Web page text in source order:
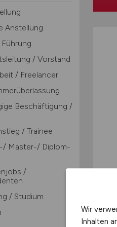
Anstellung
/ Vorstand
/ Freelancer
Beschäftigung /
/ Trainee
Master-/ Diplom-
/
/ Studium
Wir
Inhalten